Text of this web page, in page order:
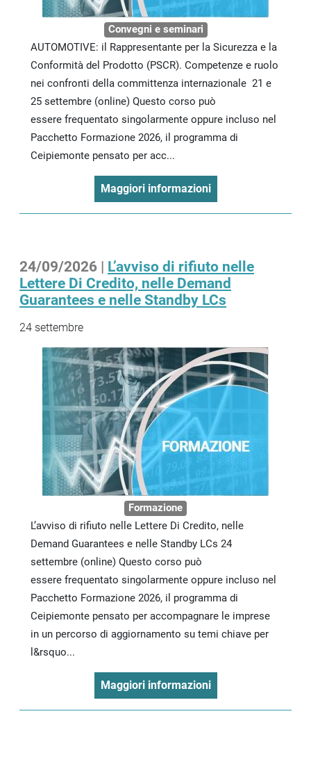
Convegni e seminari
AUTOMOTIVE: il Rappresentante per la Sicurezza e la
Conformità del Prodotto (PSCR). Competenze e ruolo
nei confronti della committenza internazionale 21 e
25 settembre (online) Questo corso può
essere frequentato singolarmente oppure incluso nel
Pacchetto Formazione 2026, il programma di
Ceipiemonte pensato per acc...
Maggiori informazioni
24/09/2026 | L’avviso di rifiuto nelle
Lettere Di Credito, nelle Demand
Guarantees e nelle Standby LCs
24 settembre
Formazione
L’avviso di rifiuto nelle Lettere Di Credito, nelle
Demand Guarantees e nelle Standby LCs 24
settembre (online) Questo corso può
essere frequentato singolarmente oppure incluso nel
Pacchetto Formazione 2026, il programma di
Ceipiemonte pensato per accompagnare le imprese
in un percorso di aggiornamento su temi chiave per
l&rsquo...
Maggiori informazioni